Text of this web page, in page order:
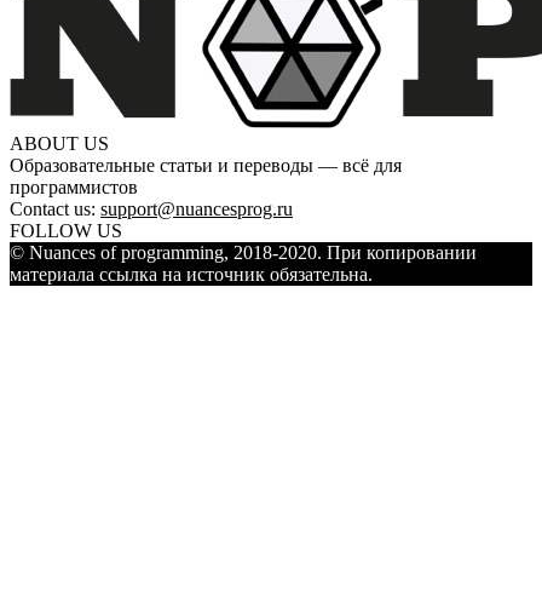
ABOUT US
Образовательные статьи и переводы — всё для
программистов
Contact us: support@nuancesprog.ru
FOLLOW US
© Nuances of programming, 2018-2020. При копировании
материала ссылка на источник обязательна.